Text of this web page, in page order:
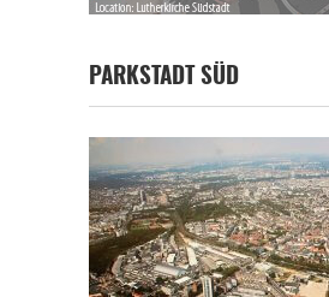
PARKSTADT SÜD